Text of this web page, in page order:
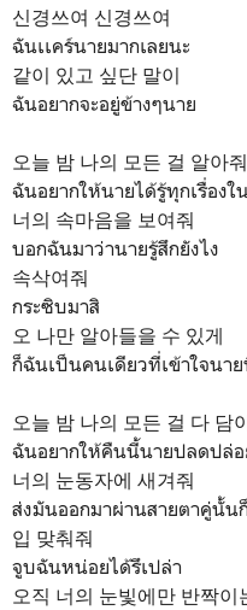
신경쓰여 신경쓰여
ฉันเเคร์นายมากเลยนะ
같이 있고 싶단 말이
ฉันอยากจะอยู่ข้างๆนาย
오늘 밤 나의 모든 걸 알아줘
ฉันอยากให้นายได้รู้ทุกเรื่อง
너의 속마음을 보여줘
บอกฉันมาว่านายรู้สึกยังไง
속삭여줘
กระซิบมาสิ
오 나만 알아들을 수 있게
ก็ฉันเป็นคนเดียวที่เข้าใจนา
오늘 밤 나의 모든 걸 다 담
ฉันอยากให้คืนนี้นายปลดปล่อ
너의 눈동자에 새겨줘
ส่งมันออกมาผ่านสายตาคู่นั้น
입 맞춰줘
จูบฉันหน่อยได้รึเปล่า
오직 너의 눈빛에만 반짝이